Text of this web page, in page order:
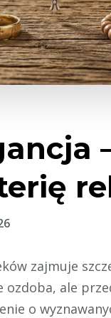
zajmuje
ale
o